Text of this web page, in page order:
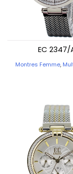
EC 2347/
Montres Femme,